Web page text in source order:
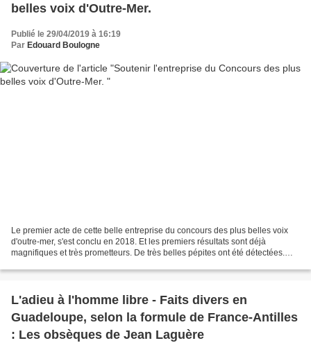
belles voix d'Outre-Mer.
Publié le 29/04/2019 à 16:19
Par Edouard Boulogne
Le premier acte de cette belle entreprise du concours des plus belles voix
d'outre-mer, s'est conclu en 2018. Et les premiers résultats sont déjà
magnifiques et très prometteurs. De très belles pépites ont été détectées.
L'adieu à l'homme libre - Faits divers en
Guadeloupe, selon la formule de France-Antilles
: Les obsèques de Jean Laguère